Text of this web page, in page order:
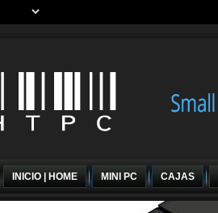
INICIO | HOME MINI PC CAJAS